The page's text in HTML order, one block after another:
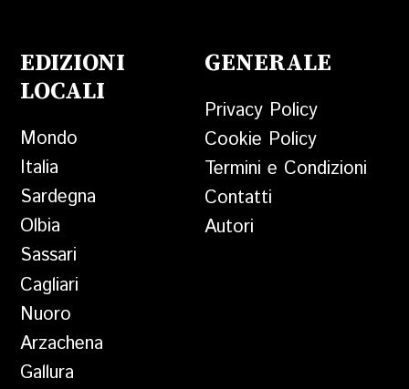
EDIZIONI
LOCALI
Mondo
Italia
Sardegna
Olbia
Sassari
Cagliari
Nuoro
Arzachena
Gallura
GENERALE
Privacy Policy
Cookie Policy
Termini e Condizioni
Contatti
Autori